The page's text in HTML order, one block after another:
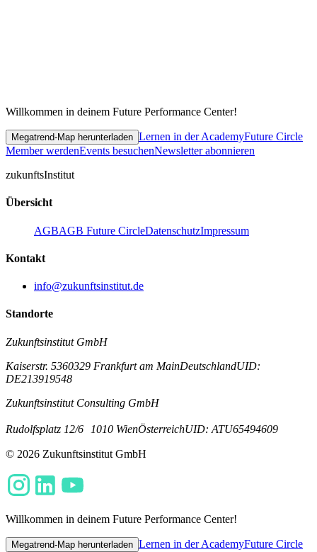
Willkommen in deinem Future Performance Center!
Megatrend-Map herunterladen Lernen in der AcademyFuture Circle
Member werdenEvents besuchenNewsletter abonnieren
zukunftsInstitut
Übersicht
AGBAGB Future CircleDatenschutzImpressum
Kontakt
info@zukunftsinstitut.de
Standorte
Zukunftsinstitut GmbH
Kaiserstr. 5360329 Frankfurt am MainDeutschlandUID:
DE213919548
Zukunftsinstitut Consulting GmbH
Rudolfsplatz 12/6 1010 WienÖsterreichUID: ATU65494609
© 2026 Zukunftsinstitut GmbH
Willkommen in deinem Future Performance Center!
Megatrend-Map herunterladen Lernen in der AcademyFuture Circle